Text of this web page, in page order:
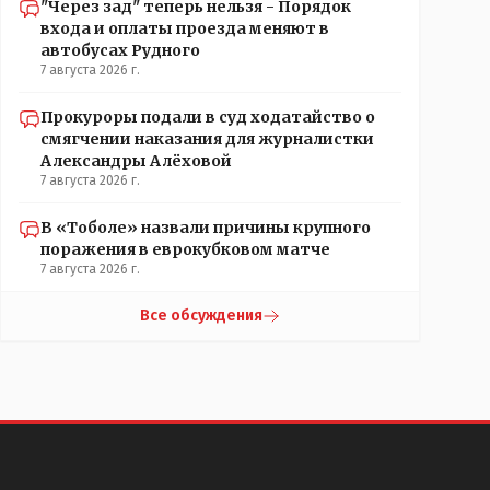
"Через зад" теперь нельзя - Порядок
входа и оплаты проезда меняют в
автобусах Рудного
7 августа 2026 г.
Прокуроры подали в суд ходатайство о
смягчении наказания для журналистки
Александры Алёховой
7 августа 2026 г.
В «Тоболе» назвали причины крупного
поражения в еврокубковом матче
7 августа 2026 г.
Все обсуждения